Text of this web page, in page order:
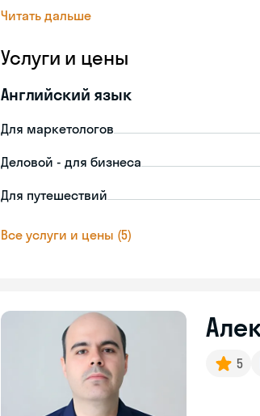
Читать дальше
Услуги и цены
Английский язык
Для маркетологов
Деловой - для бизнеса
Для путешествий
Все услуги и цены (5)
5